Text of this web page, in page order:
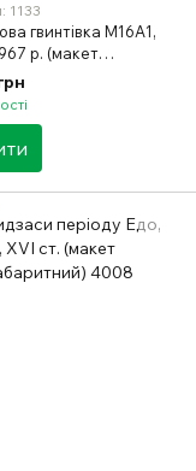
1133
гвинтівка M16A1,
р. (макет